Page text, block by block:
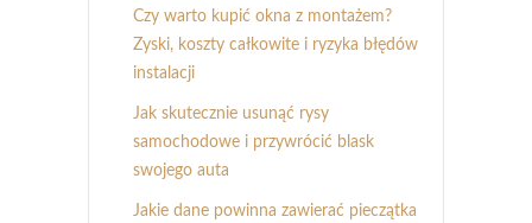
Czy warto kupić okna z montażem?
Zyski, koszty całkowite i ryzyka błędów
instalacji
Jak skutecznie usunąć rysy
samochodowe i przywrócić blask
swojego auta
Jakie dane powinna zawierać pieczątka